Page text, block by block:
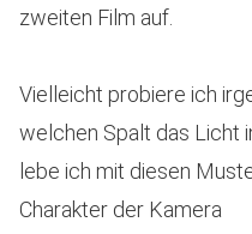
zweiten Film auf.
Vielleicht probiere ich
welchen Spalt das Licht
lebe ich mit diesen
Charakter der Kamera